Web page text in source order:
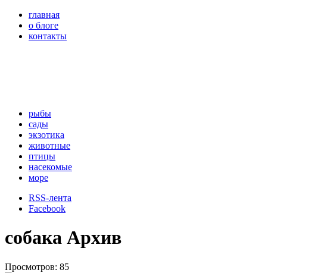
главная
о блоге
контакты
рыбы
сады
экзотика
животные
птицы
насекомые
море
RSS-лента
Facebook
собака Архив
Просмотров: 85